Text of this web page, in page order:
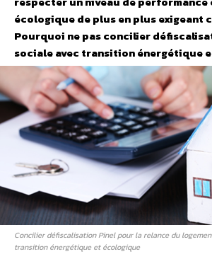
écologique de plus en plus exigeant
Pourquoi ne pas concilier
sociale avec transition énergétique
Concilier défiscalisation Pinel pour la relance du
transition énergétique et écologique